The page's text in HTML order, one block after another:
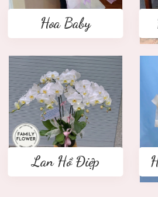
Hoa Baby
Lan Hồ Điệp